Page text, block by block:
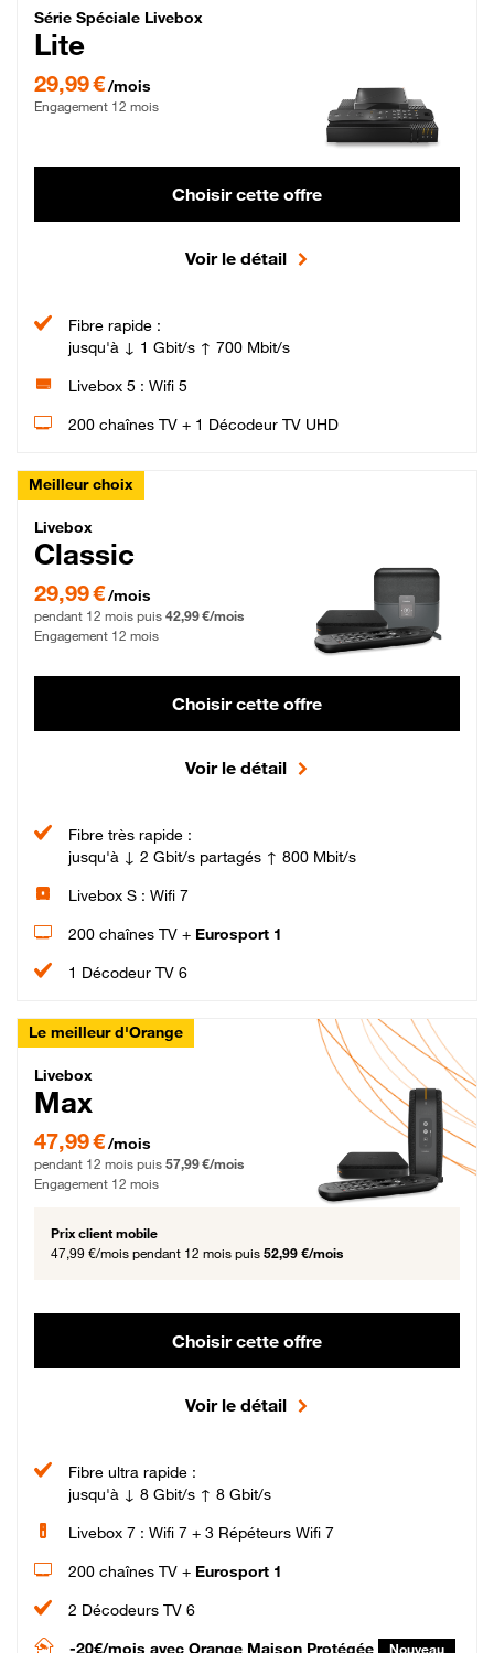
Série Spéciale Livebox Lite Fibre
Série Spéciale Livebox
Lite
29,99 €/mois
Engagement 12 mois
Choisir cette offre
Voir le détail
Fibre rapide :
jusqu'à ↓ 1 Gbit/s ↑ 700 Mbit/s
Livebox 5 : Wifi 5
200 chaînes TV + 1 Décodeur TV UHD
Meilleur choix
Livebox Classic Fibre
Livebox
Classic
29,99 € par mois pendant 12 mois puis 42,99 € par mois, Engagement 12 mois
29,99 €/mois
pendant 12 mois puis 42,99 €/mois
Engagement 12 mois
Choisir cette offre
Voir le détail
Fibre très rapide :
jusqu'à ↓ 2 Gbit/s partagés ↑ 800 Mbit/s
Livebox S : Wifi 7
200 chaînes TV + Eurosport 1
1 Décodeur TV 6
Le meilleur d'Orange
Livebox Max Fibre
Livebox
Max
47,99 € par mois pendant 12 mois puis 57,99 € par mois, Engagement 12 mois
47,99 €/mois
pendant 12 mois puis 57,99 €/mois
Engagement 12 mois
Prix client mobile
47,99 €/mois pendant 12 mois puis 52,99 €/mois
Choisir cette offre
Voir le détail
Fibre ultra rapide :
jusqu'à ↓ 8 Gbit/s ↑ 8 Gbit/s
Livebox 7 : Wifi 7 + 3 Répéteurs Wifi 7
200 chaînes TV + Eurosport 1
2 Décodeurs TV 6
-20€/mois avec Orange Maison Protégée Nouveau